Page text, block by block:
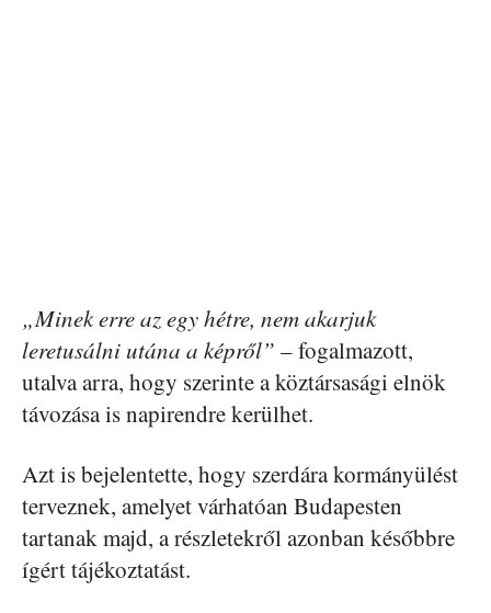
„Minek erre az egy hétre, nem akarjuk
leretusálni utána a képről” – fogalmazott,
utalva arra, hogy szerinte a köztársasági elnök
távozása is napirendre kerülhet.
Azt is bejelentette, hogy szerdára kormányülést
terveznek, amelyet várhatóan Budapesten
tartanak majd, a részletekről azonban későbbre
ígért tájékoztatást.